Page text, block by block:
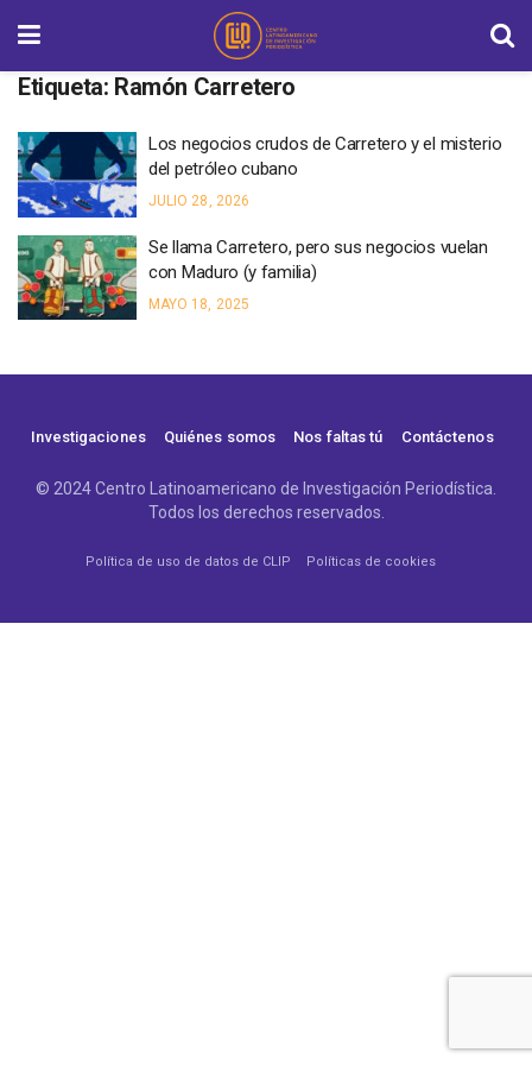
Etiqueta: Ramón Carretero
Los negocios crudos de Carretero y el misterio
del petróleo cubano
JULIO 28, 2026
Se llama Carretero, pero sus negocios vuelan
con Maduro (y familia)
MAYO 18, 2025
Investigaciones Quiénes somos Nos faltas tú Contáctenos
© 2024 Centro Latinoamericano de Investigación Periodística.
Todos los derechos reservados.
Política de uso de datos de CLIP Políticas de cookies